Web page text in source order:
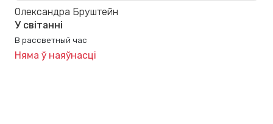
Олександра Бруштейн
У світанні
В рассветный час
Няма ў наяўнасці